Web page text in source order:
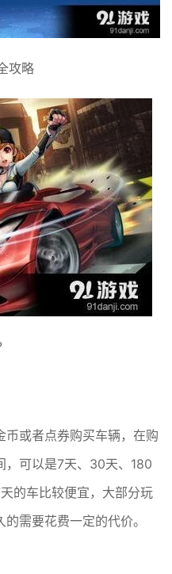
攻略
币或者点券购买车辆，在购
，可以是7天、30天、180
的车比较便宜，大部分玩
需要花费一定的代价。